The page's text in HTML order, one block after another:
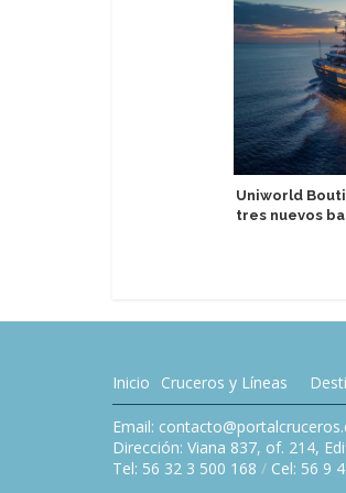
Uniworld
tres nuevos
Inicio Cruceros y Líneas
Email:
Dirección: Viana 837, of. 214,
Tel: 56 32 3 500 168 / Cel: 56 9